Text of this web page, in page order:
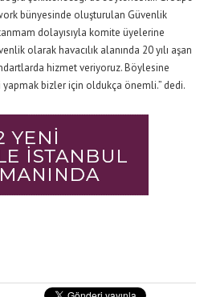
bünyesinde oluşturulan Güvenlik
dolayısıyla komite üyelerine
olarak havacılık alanında 20 yılı aşan
hizmet veriyoruz. Böylesine
bizler için oldukça önemli.” dedi.